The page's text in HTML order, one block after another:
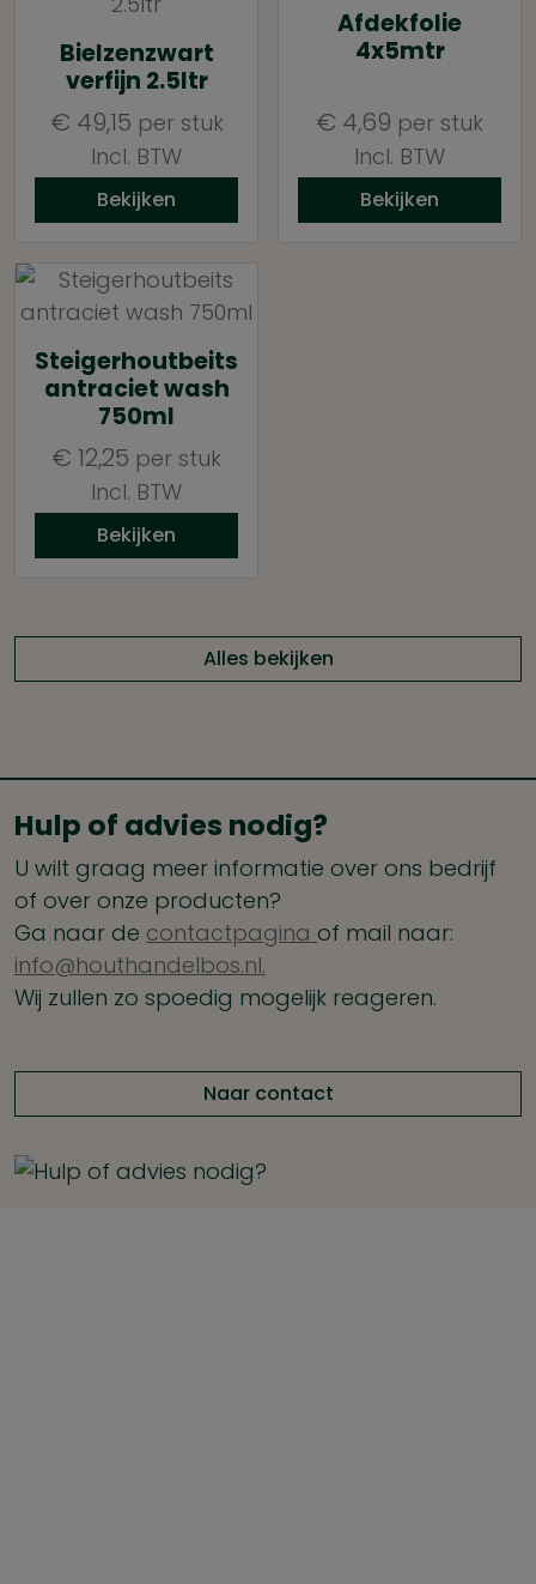
Bielzenzwart
verfijn 2.5ltr
€ 49,15 per stuk
Incl. BTW
Bekijken
Afdekfolie
4x5mtr
€ 4,69 per stuk
Incl. BTW
Bekijken
Steigerhoutbeits
antraciet wash
750ml
€ 12,25 per stuk
Incl. BTW
Bekijken
Alles bekijken
Hulp of advies nodig?
U wilt graag meer informatie over ons bedrijf
of over onze producten?
Ga naar de contactpagina of mail naar:
info@houthandelbos.nl.
Wij zullen zo spoedig mogelijk reageren.
Naar contact